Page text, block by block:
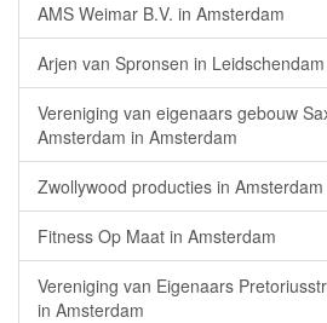
AMS Weimar B.V. in Amsterdam
Arjen van Spronsen in Leidschendam
Vereniging van eigenaars gebouw
Amsterdam in Amsterdam
Zwollywood producties in Amsterdam
Fitness Op Maat in Amsterdam
Vereniging van Eigenaars
in Amsterdam